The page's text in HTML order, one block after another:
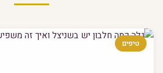
טיפים